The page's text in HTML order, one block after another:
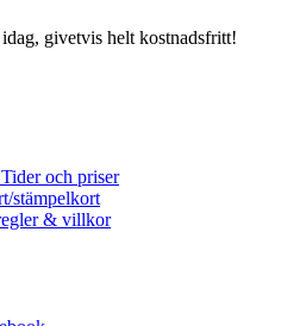
givetvis helt kostnadsfritt!
och priser
stämpelkort
& villkor